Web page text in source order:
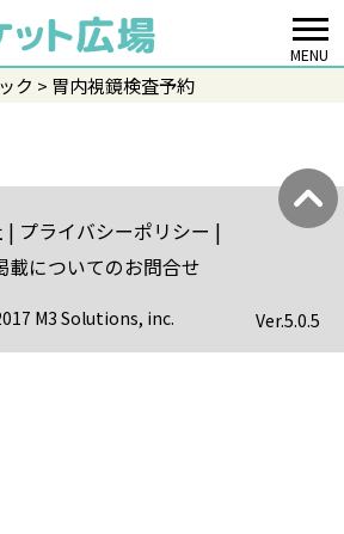
MENU
ク 胃内視鏡検査予約
プライバシーポリシー
載についてのお問合せ
M3 Solutions, inc. Ver.5.0.5